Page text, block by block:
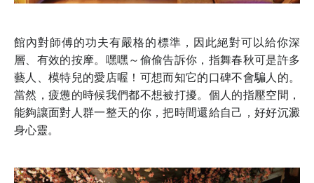
館內對師傅的功夫有嚴格的標準，因此絕對可以給你深
層、有效的按摩。嘿嘿～偷偷告訴你，指舞春秋可是許多
藝人、模特兒的愛店喔！可想而知它的口碑不會騙人的。
當然，疲憊的時候我們都不想被打擾。個人的指壓空間，
能夠讓面對人群一整天的你，把時間還給自己，好好沉澱
身心靈。